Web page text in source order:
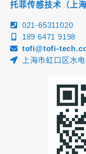
托菲传感技术（上
021-65311020
189 6471 9198
tofi@tofi-
上海市虹口区水